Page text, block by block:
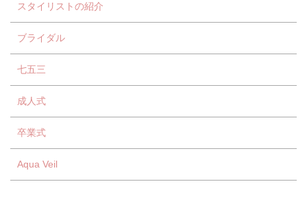
スタイリストの紹介
ブライダル
七五三
成人式
卒業式
Aqua Veil